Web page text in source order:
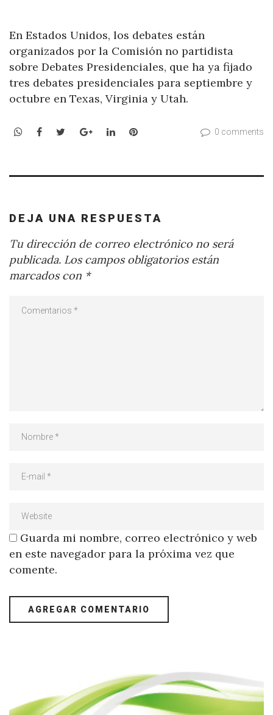
En Estados Unidos, los debates están
organizados por la Comisión no partidista
sobre Debates Presidenciales, que ha ya fijado
tres debates presidenciales para septiembre y
octubre en Texas, Virginia y Utah.
WhatsApp
Facebook
TwitterGoogle+LinkedInPinterest 0 comments
DEJA UNA RESPUESTA
Tu dirección de correo electrónico no será
publicada. Los campos obligatorios están
marcados con *
Guarda mi nombre, correo electrónico y web
en este navegador para la próxima vez que
comente.